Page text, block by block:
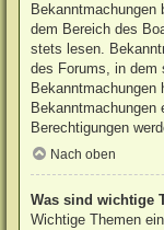
dem Bereich des
stets lesen.
des Forums, in dem
Bekanntmachungen
Berechtigungen
Nach oben
Was sind wichtige
Wichtige Themen